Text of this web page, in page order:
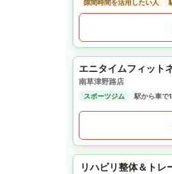
隙間時間を活用したい人
エニタイムフィット
南草津野路店
スポーツジム 駅から車で
リハビリ整体＆ト